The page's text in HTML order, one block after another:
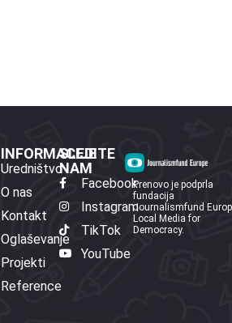
INFORMACIJE
Uredništvo
O nas
Kontakt
Oglaševanje
Projekti
Reference
SLEDITE
NAM
Facebook
Instagram
TikTok
YouTube
Prenovo je podprla
fundacija
Journalismfund
Local Media for
Democracy.